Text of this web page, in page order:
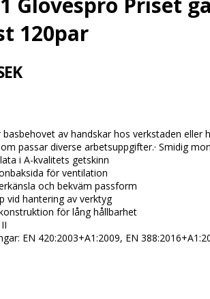
120par
av handskar hos verkstaden eller
passar diverse arbetsuppgifter.· Smidig
i A-kvalitets getskinn
för ventilation
och bekväm passform
vid hantering av verktyg
för lång hållbarhet
EN 420:2003+A1:2009, EN